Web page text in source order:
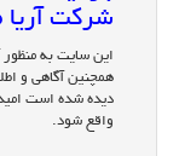
شرکت
این سایت به منظور
همچنین آگاهی و
دیده شده است
واقع شود.